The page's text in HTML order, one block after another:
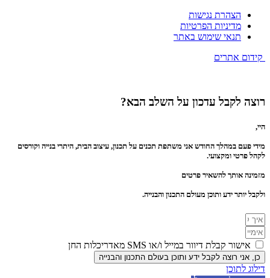
הצהרת נגישות
מדיניות הפרטיות
תנאי שימוש באתר
קידום אתרים
רוצה לקבל עדכון על השלב הבא?
היי,
מידי פעם במהלך החודש אני משתפת תכנים על תכנון, עיצוב הבית, היתרי בנייה וקורסים
לקהל פרטי ומקצועי.
מזמינה אותך להשאיר פרטים
ולקבל יותר ידע ותוכן מעולם התכנון והבנייה.
אישור קבלת דיוור במייל ו/או SMS מאדריכלות החן
כן, אני רוצה לקבל ידע ותוכן בעולם התכנון והבנייה
דילוג לתוכן